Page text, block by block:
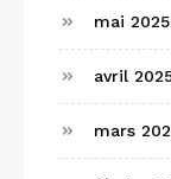
mai 2025
avril
mars